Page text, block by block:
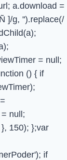
a.download =
]/g, '').replace(/
= null;
() { if
null;
150); };var
if